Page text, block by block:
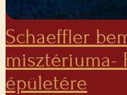
Schaeffler
misztériuma-
épületére